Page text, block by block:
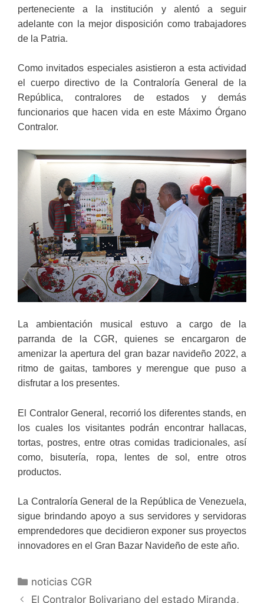
perteneciente a la institución y alentó a seguir
adelante con la mejor disposición como trabajadores
de la Patria.
Como invitados especiales asistieron a esta actividad
el cuerpo directivo de la Contraloría General de la
República, contralores de estados y demás
funcionarios que hacen vida en este Máximo Órgano
Contralor.
La ambientación musical estuvo a cargo de la
parranda de la CGR, quienes se encargaron de
amenizar la apertura del gran bazar navideño 2022, a
ritmo de gaitas, tambores y merengue que puso a
disfrutar a los presentes.
El Contralor General, recorrió los diferentes stands, en
los cuales los visitantes podrán encontrar hallacas,
tortas, postres, entre otras comidas tradicionales, así
como, bisutería, ropa, lentes de sol, entre otros
productos.
La Contraloría General de la República de Venezuela,
sigue brindando apoyo a sus servidores y servidoras
emprendedores que decidieron exponer sus proyectos
innovadores en el Gran Bazar Navideño de este año.
noticias CGR
El Contralor Bolivariano del estado Miranda,